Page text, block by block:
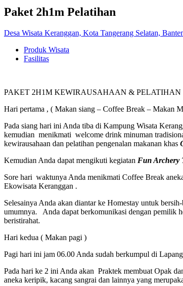
Paket 2h1m Pelatihan
Desa Wisata Keranggan, Kota Tangerang Selatan,
Produk Wisata
Fasilitas
PAKET 2H1M KEWIRAUSAHAAN &
Hari pertama , ( Makan siang – Coffee Break – Makan
Pada siang hari ini Anda tiba di Kampung Wisata
kemudian menikmati welcome drink minuman
kewirausahaan dan pelatihan pengenalan makanan khas
Kemudian Anda dapat mengikuti kegiatan Fun Archery
Sore hari waktunya Anda menikmati Coffee Break
Ekowisata Keranggan .
Selesainya Anda akan diantar ke Homestay untuk
umumnya. Anda dapat berkomunikasi dengan pemilik
beristirahat.
Hari kedua ( Makan pagi )
Pagi hari ini jam 06.00 Anda sudah berkumpul di
Pada hari ke 2 ini Anda akan Praktek membuat Opak
aneka keripik, kacang sangrai dan lainnya yang